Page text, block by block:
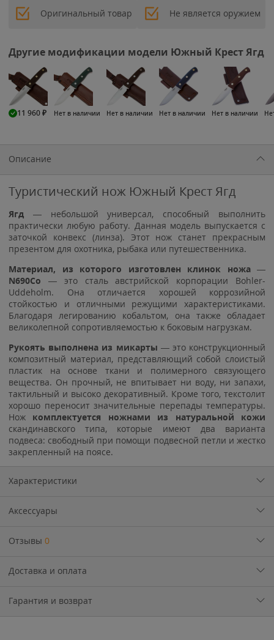
Оригинальный товар Не является оружием
Другие модификации модели Южный Крест Ягд
11 960₽ Нет в наличии Нет в наличии Нет в наличии Нет в наличии
Описание
Туристический нож Южный Крест Ягд
Ягд — небольшой универсал, способный выполнить
практически любую работу. Данная модель выпускается с
заточкой конвекс (линза). Этот нож станет прекрасным
презентом для охотника, рыбака или путешественника.
Материал, из которого изготовлен клинок ножа —
N690Со — это сталь австрийской корпорации Bohler-
Uddeholm. Она отличается хорошей коррозийной
стойкостью и отличными режущими характеристиками.
Благодаря легированию кобальтом, она также обладает
великолепной сопротивляемостью к боковым нагрузкам.
Рукоять выполнена из микарты — это конструкционный
композитный материал, представляющий собой слоистый
пластик на основе ткани и полимерного связующего
вещества. Он прочный, не впитывает ни воду, ни запахи,
тактильный и высоко декоративный. Кроме того, текстолит
хорошо переносит значительные перепады температуры.
Нож комплектуется ножнами из натуральной кожи
скандинавского типа, которые имеют два варианта
подвеса: свободный при помощи подвесной петли и жестко
закрепленный на поясе.
Характеристики
Аксессуары
Отзывы 0
Доставка и оплата
Гарантия и возврат